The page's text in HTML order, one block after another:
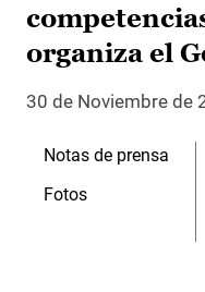
organiza el
30 de Noviembre de
Notas de prensa
Fotos